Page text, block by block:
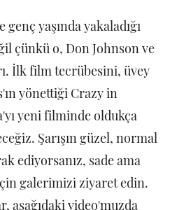
genç yaşında yakaladığı
çünkü o, Don Johnson ve
İlk film tecrübesini, üvey
yönettiği Crazy in
yeni filminde oldukça
Şarışın güzel, normal
ediyorsanız, sade ama
galerimizi ziyaret edin.
aşağıdaki video'muzda